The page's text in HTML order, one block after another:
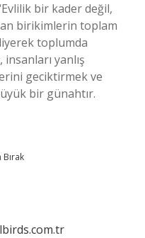
bir kader değil,
birikimlerin toplam
toplumda
yanlış
geciktirmek ve
bir günahtır.